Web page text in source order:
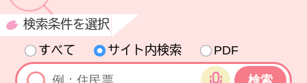
検索条件を選択
すべて
サイト内検索
PDF
音声検索